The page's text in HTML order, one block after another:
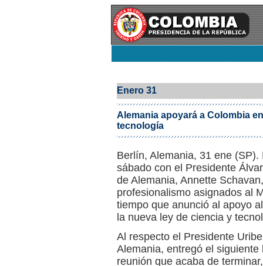
Enero 31
Alemania apoyará a Colombia
tecnología
Berlín, Alemania, 31 ene
sábado con el Presidente
de Alemania, Annette
profesionalismo asignados al
tiempo que anunció al apoyo
la nueva ley de ciencia y
Al respecto el Presidente
Alemania, entregó el siguiente
reunión que acaba de